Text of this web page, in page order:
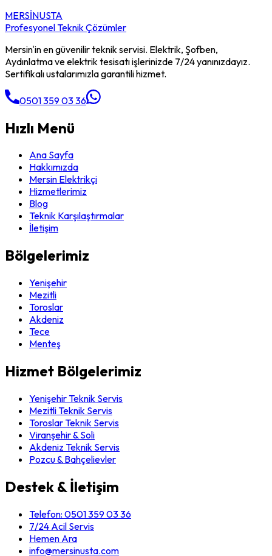
MERSİNUSTA
Profesyonel Teknik Çözümler
Mersin'in en güvenilir teknik servisi. Elektrik, Şofben,
Aydınlatma ve elektrik tesisatı işlerinizde 7/24 yanınızdayız.
Sertifikalı ustalarımızla garantili hizmet.
0501 359 03 36
Hızlı Menü
Ana Sayfa
Hakkımızda
Mersin Elektrikçi
Hizmetlerimiz
Blog
Teknik Karşılaştırmalar
İletişim
Bölgelerimiz
Yenişehir
Mezitli
Toroslar
Akdeniz
Tece
Menteş
Hizmet Bölgelerimiz
Yenişehir Teknik Servis
Mezitli Teknik Servis
Toroslar Teknik Servis
Viranşehir & Soli
Akdeniz Teknik Servis
Pozcu & Bahçelievler
Destek & İletişim
Telefon: 0501 359 03 36
7/24 Acil Servis
Hemen Ara
info@mersinusta.com